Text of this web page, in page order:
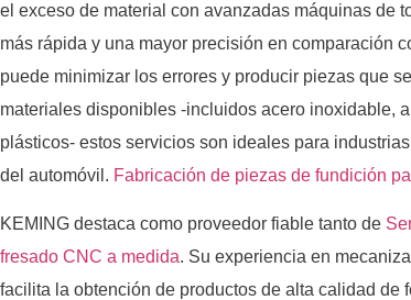
el exceso de material con avanzadas máquinas de
más rápida y una mayor precisión en comparación
puede minimizar los errores y producir piezas que
materiales disponibles -incluidos acero inoxidable,
plásticos- estos servicios son ideales para
del automóvil. Fabricación de piezas de fundición
KEMING destaca como proveedor fiable tanto de
fresado CNC a medida. Su experiencia en
facilita la obtención de productos de alta calidad de